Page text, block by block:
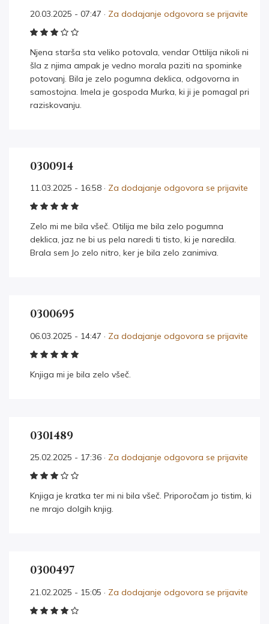
20.03.2025 - 07:47 · Za dodajanje odgovora se prijavite
Njena starša sta veliko potovala, vendar Ottilija nikoli ni
šla z njima ampak je vedno morala paziti na spominke
potovanj. Bila je zelo pogumna deklica, odgovorna in
samostojna. Imela je gospoda Murka, ki ji je pomagal pri
raziskovanju.
0300914
11.03.2025 - 16:58 · Za dodajanje odgovora se prijavite
Zelo mi me bila všeč. Otilija me bila zelo pogumna
deklica, jaz ne bi us pela naredi ti tisto, ki je naredila.
Brala sem Jo zelo nitro, ker je bila zelo zanimiva.
0300695
06.03.2025 - 14:47 · Za dodajanje odgovora se prijavite
Knjiga mi je bila zelo všeč.
0301489
25.02.2025 - 17:36 · Za dodajanje odgovora se prijavite
Knjiga je kratka ter mi ni bila všeč. Priporočam jo tistim, ki
ne mrajo dolgih knjig.
0300497
21.02.2025 - 15:05 · Za dodajanje odgovora se prijavite